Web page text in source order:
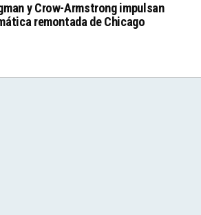
y Crow-Armstrong impulsan
remontada de Chicago